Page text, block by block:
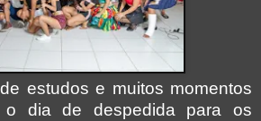
estudos e muitos momentos
o dia de despedida para os